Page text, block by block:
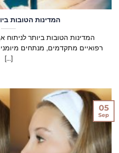
המדינות הטובות
המדינות הטובות ביותר לניתוח
רפואיים מתקדמים, מנתחים
[...]
05
Sep